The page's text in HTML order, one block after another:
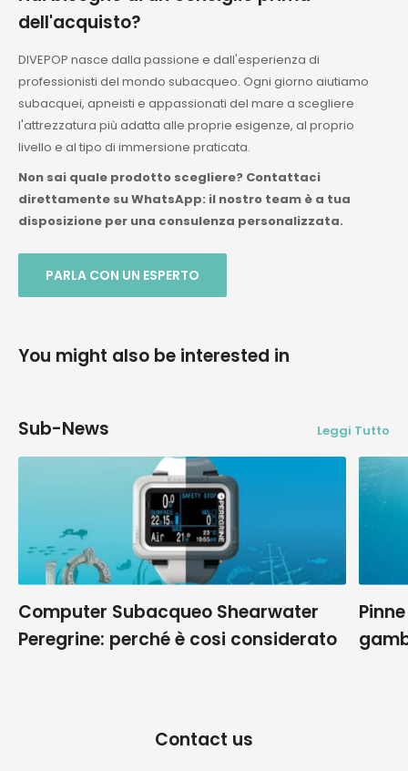
dell'acquisto?
DIVEPOP nasce dalla passione e dall'esperienza di
professionisti del mondo subacqueo. Ogni giorno aiutiamo
subacquei, apneisti e appassionati del mare a scegliere
l'attrezzatura più adatta alle proprie esigenze, al proprio
livello e al tipo di immersione praticata.
Non sai quale prodotto scegliere? Contattaci
direttamente su WhatsApp: il nostro team è a tua
disposizione per una consulenza personalizzata.
PARLA CON UN ESPERTO
You might also be interested in
Sub-News Leggi Tutto
Computer Subacqueo Shearwater
Peregrine: perché è cosi considerato
Contact us